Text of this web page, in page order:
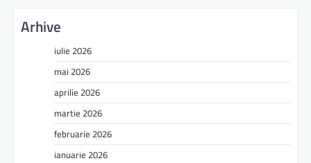
Arhive
iulie 2026
mai 2026
aprilie 2026
martie 2026
februarie 2026
ianuarie 2026